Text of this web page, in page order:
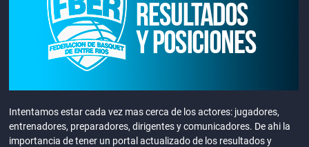
Intentamos estar cada vez mas cerca de los actores: jugadores,
entrenadores, preparadores, dirigentes y comunicadores. De ahi la
importancia de tener un portal actualizado de los resultados y